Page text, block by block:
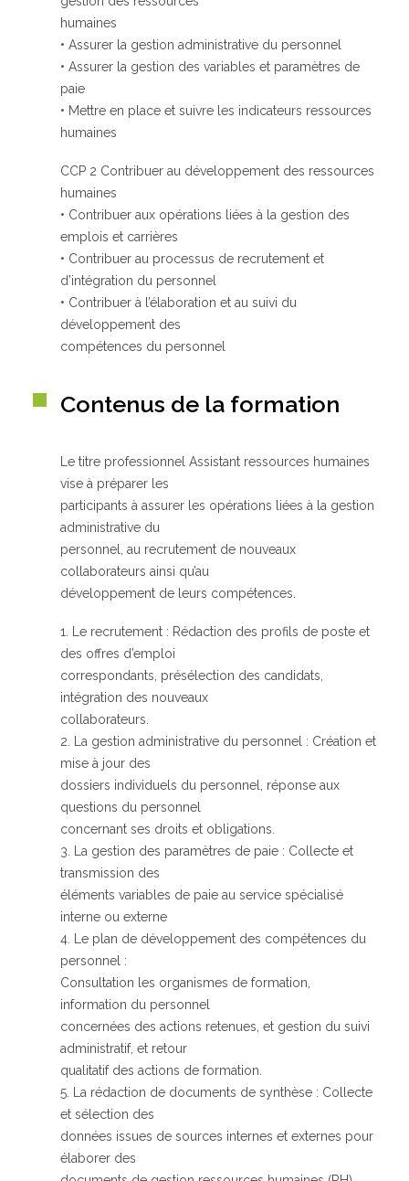
Qui sommes-nous ?
GRETA-CFA Haute-Saône – Nord Franche-Comté
GRETA-CFA du Haut-Doubs
Nos offres d’emplois
humaines
• Assurer la gestion administrative du personnel
• Assurer la gestion des variables et paramètres de
paie
• Mettre en place et suivre les indicateurs ressources
humaines
CCP 2 Contribuer au développement des ressources
humaines
• Contribuer aux opérations liées à la gestion des
emplois et carrières
• Contribuer au processus de recrutement et
d’intégration du personnel
• Contribuer à l’élaboration et au suivi du
développement des
compétences du personnel
Contenus de la formation
Le titre professionnel Assistant ressources humaines
vise à préparer les
participants à assurer les opérations liées à la gestion
administrative du
personnel, au recrutement de nouveaux
collaborateurs ainsi qu’au
développement de leurs compétences.
1. Le recrutement : Rédaction des profils de poste et
des offres d’emploi
correspondants, présélection des candidats,
intégration des nouveaux
collaborateurs.
2. La gestion administrative du personnel : Création et
mise à jour des
dossiers individuels du personnel, réponse aux
questions du personnel
concernant ses droits et obligations.
3. La gestion des paramètres de paie : Collecte et
transmission des
éléments variables de paie au service spécialisé
interne ou externe
4. Le plan de développement des compétences du
personnel :
Consultation les organismes de formation,
information du personnel
concernées des actions retenues, et gestion du suivi
administratif, et retour
qualitatif des actions de formation.
5. La rédaction de documents de synthèse : Collecte
et sélection des
données issues de sources internes et externes pour
élaborer des